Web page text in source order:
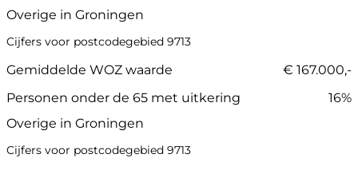
Overige in Groningen
Cijfers voor postcodegebied 9713
Gemiddelde WOZ waarde
€ 167.000,-
Personen onder de 65 met uitkering
16%
Overige in Groningen
Cijfers voor postcodegebied 9713